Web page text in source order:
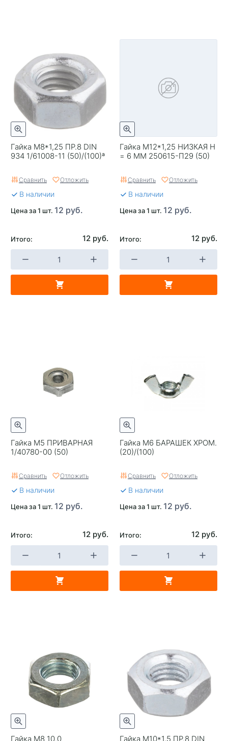
Гайка М8*1,25 ПР.8 DIN
934 1/61008-11 (50)/(100)ª
Сравнить Отложить
В наличии
Цена за 1 шт. 12 руб.
Итого: 12 руб.
Гайка М12*1,25 НИЗКАЯ H
= 6 ММ 250615-П29 (50)
Сравнить Отложить
В наличии
Цена за 1 шт. 12 руб.
Итого: 12 руб.
Гайка М5 ПРИВАРНАЯ
1/40780-00 (50)
Сравнить Отложить
В наличии
Цена за 1 шт. 12 руб.
Итого: 12 руб.
Гайка М6 БАРАШЕК ХРОМ.
(20)/(100)
Сравнить Отложить
В наличии
Цена за 1 шт. 12 руб.
Итого: 12 руб.
Гайка М8 10.0 Гайка М10*1,5 ПР.8 DIN